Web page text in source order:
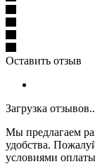
Оставить отзыв
Загрузка
Мы предлагаем
удобства.
условиями